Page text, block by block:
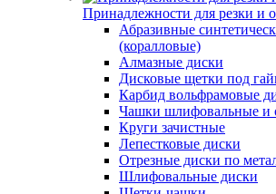
Принадлежности для резки и
Абразивные
(коралловые)
Алмазные диски
Дисковые щетки под
Карбид вольфрамовые
Чашки шлифовальные и
Круги зачистные
Лепестковые диски
Отрезные диски по
Шлифовальные диски